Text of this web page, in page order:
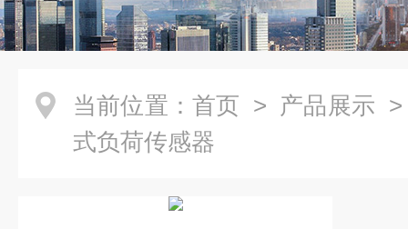
当前位置： 首页 > 产品展示
式负荷传感器